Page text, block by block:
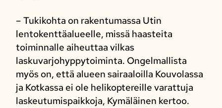
– Tukikohta on rakentumassa Utin
lentokenttäalueelle, missä haasteita
toiminnalle aiheuttaa vilkas
laskuvarjohyppytoiminta. Ongelmallista
myös on, että alueen sairaaloilla Kouvolassa
ja Kotkassa ei ole helikoptereille varattuja
laskeutumispaikkoja, Kymäläinen kertoo.